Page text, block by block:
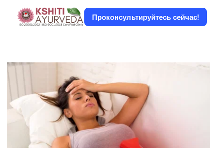
Проконсультируйтесь сейчас!